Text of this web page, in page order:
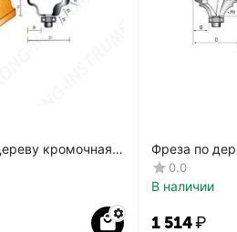
кромочная
2030
Фреза по
фигурная
0.0
В наличии
1 514₽